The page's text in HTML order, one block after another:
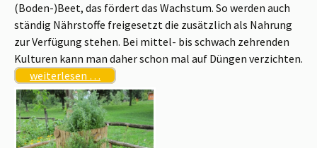
(Boden-)Beet, das fördert das Wachstum. So werden auch
ständig Nährstoffe freigesetzt die zusätzlich als Nahrung
zur Verfügung stehen. Bei mittel- bis schwach zehrenden
Kulturen kann man daher schon mal auf Düngen verzichten.
weiterlesen …